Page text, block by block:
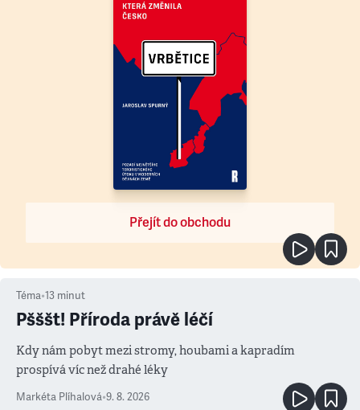
Přejít do obchodu
Téma•13 minut
Pšššt! Příroda právě léčí
Kdy nám pobyt mezi stromy, houbami a kapradím
prospívá víc než drahé léky
Markéta Plíhalová•9. 8. 2026